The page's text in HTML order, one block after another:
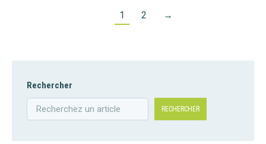
1 2 →
Rechercher
RECHERCHER